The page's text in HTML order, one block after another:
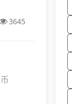
3645